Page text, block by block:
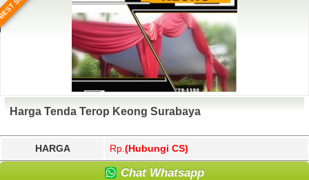
Harga Tenda Terop Keong Surabaya
HARGA Rp. (Hubungi CS)
Chat Whatsapp